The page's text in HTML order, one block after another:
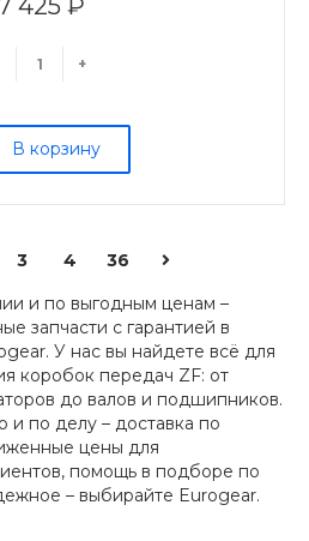
+
В корзину
3 4
36
и по выгодным ценам –
запчасти с гарантией в
У нас вы найдете всё для
коробок передач ZF: от
до валов и подшипников.
и по делу – доставка по
цены для
помощь в подборе по
– выбирайте Eurogear.